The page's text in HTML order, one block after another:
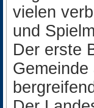
vielen
und
Der erste